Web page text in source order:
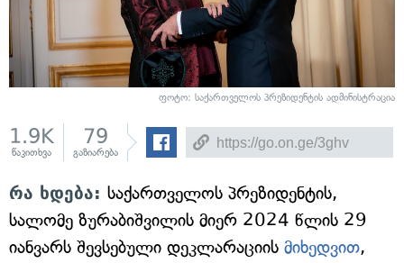
ფოტო: საქართველოს პრეზიდენტის ადმინისტრაცია
1.9K
წაკითხვა
79
გაზიარება
რა ხდება: საქართველოს პრეზიდენტის,
სალომე ზურაბიშვილის მიერ 2024 წლის 29
იანვარს შევსებული დეკლარაციის მიხედვით,